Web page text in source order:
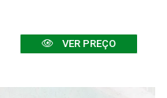
VER PREÇO